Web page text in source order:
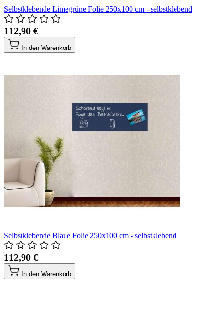
Selbstklebende Limegrüne Folie 250x100 cm - selbstklebend
112,90 €
In den Warenkorb
Selbstklebende Blaue Folie 250x100 cm - selbstklebend
112,90 €
In den Warenkorb